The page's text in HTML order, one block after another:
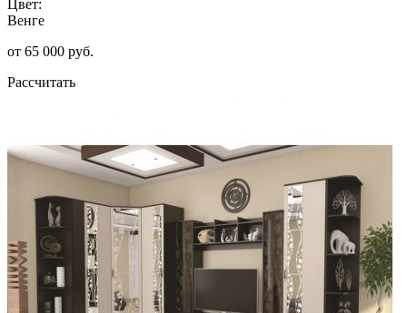
Цвет:
Венге
от 65 000 руб.
Рассчитать